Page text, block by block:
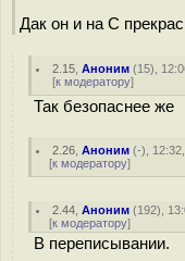
Дак он и на C
2.15 ,Аноним (15),
[к модератору]
Так безопаснее же
2.26 ,Аноним (-),
[к модератору]
2.44 ,Аноним (192),
[к модератору]
В переписывании.